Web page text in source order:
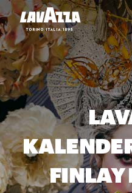
FINLAY